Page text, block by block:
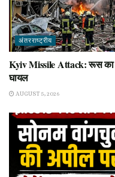
अंतरराष्ट्रीय
Kyiv Missile Attack: रूस का
घायल
AUGUST 5, 2026